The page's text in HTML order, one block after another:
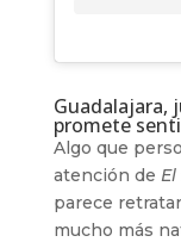
Guadalajara,
promete
Algo que
atención de
parece
mucho más